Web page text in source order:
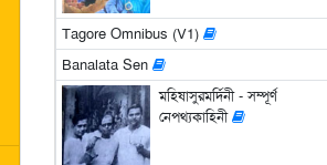
Tagore Omnibus (V1)
Banalata Sen
মহিষাসুরমর্দিনী - সম্পূর্ণ
নেপথ্যকাহিনী